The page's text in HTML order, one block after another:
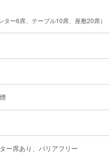
ター6席、テーブル10席、座敷20席）
ー席あり、バリアフリー